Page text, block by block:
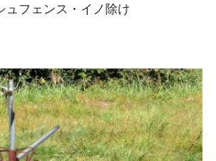
ュフェンス・イノ除け